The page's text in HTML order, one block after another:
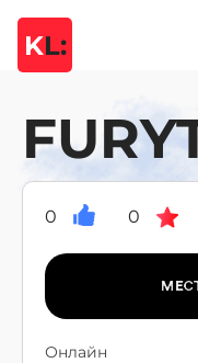
KL:
0 0
Онлайн